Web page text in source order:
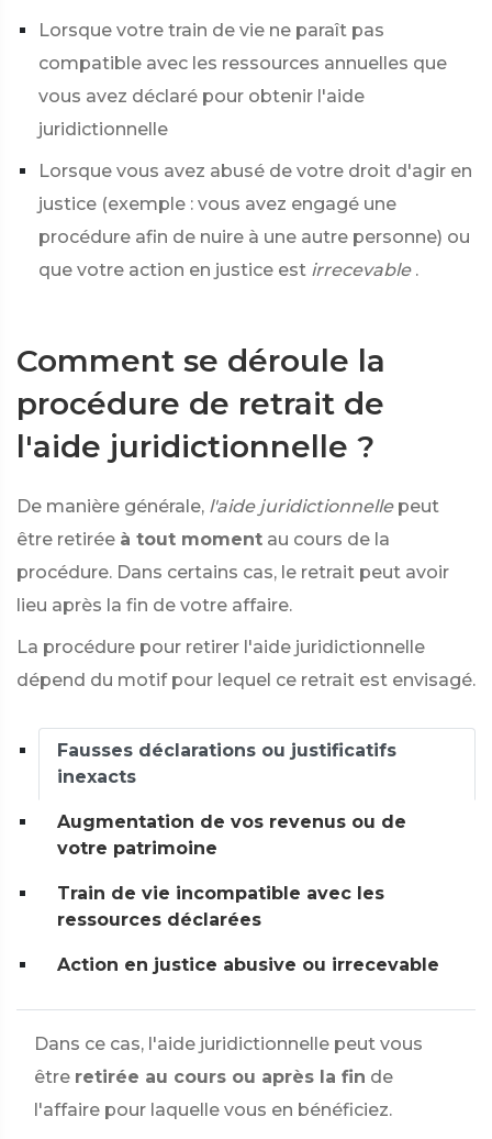
Lorsque votre train de vie ne paraît pas
compatible avec les ressources annuelles que
vous avez déclaré pour obtenir l'aide
juridictionnelle
Lorsque vous avez abusé de votre droit d'agir en
justice (exemple : vous avez engagé une
procédure afin de nuire à une autre personne) ou
que votre action en justice est irrecevable .
Comment se déroule la
procédure de retrait de
l'aide juridictionnelle ?
De manière générale, l'aide juridictionnelle peut
être retirée à tout moment au cours de la
procédure. Dans certains cas, le retrait peut avoir
lieu après la fin de votre affaire.
La procédure pour retirer l'aide juridictionnelle
dépend du motif pour lequel ce retrait est envisagé.
Fausses déclarations ou justificatifs
inexacts
Augmentation de vos revenus ou de
votre patrimoine
Train de vie incompatible avec les
ressources déclarées
Action en justice abusive ou irrecevable
Dans ce cas, l'aide juridictionnelle peut vous
être retirée au cours ou après la fin de
l'affaire pour laquelle vous en bénéficiez.